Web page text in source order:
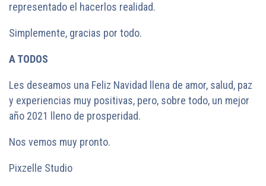
representado el hacerlos realidad.
Simplemente, gracias por todo.
A TODOS
Les deseamos una Feliz Navidad llena de amor, salud, paz
y experiencias muy positivas, pero, sobre todo, un mejor
año 2021 lleno de prosperidad.
Nos vemos muy pronto.
Pixzelle Studio